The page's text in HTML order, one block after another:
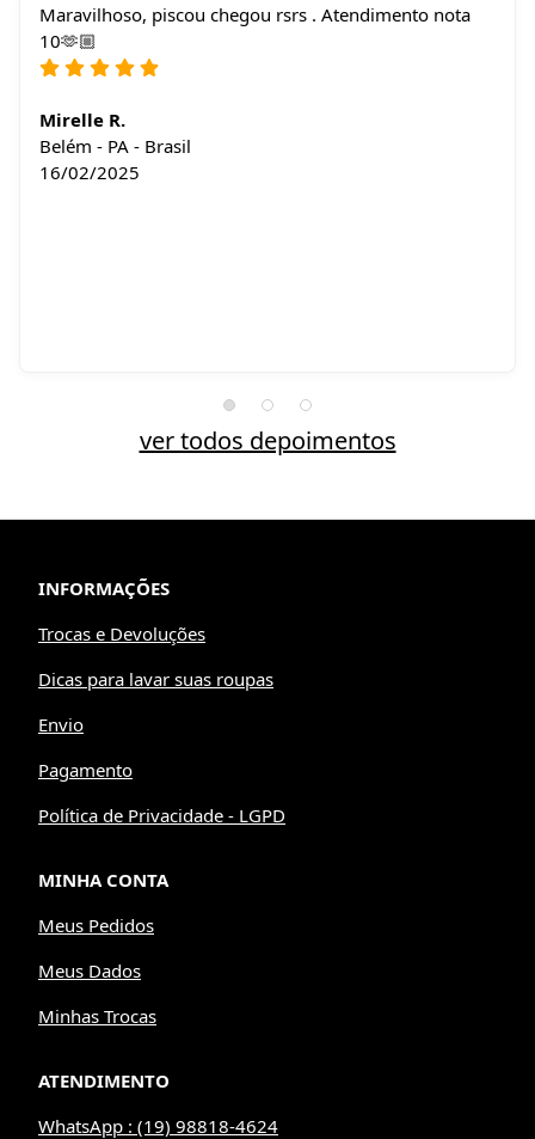
Maravilhoso, piscou chegou rsrs . Atendimento nota
10🫶🏼
Mirelle R.
Belém - PA - Brasil
16/02/2025
ver todos depoimentos
INFORMAÇÕES
Trocas e Devoluções
Dicas para lavar suas roupas
Envio
Pagamento
Política de Privacidade - LGPD
MINHA CONTA
Meus Pedidos
Meus Dados
Minhas Trocas
ATENDIMENTO
WhatsApp : (19) 98818-4624